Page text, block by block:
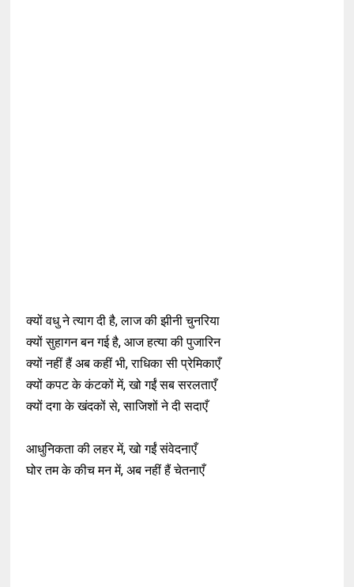
क्यों वधु ने त्याग दी है, लाज की झीनी चुनरिया
क्यों सुहागन बन गई है, आज हत्या की पुजारिन
क्यों नहीं हैं अब कहीं भी, राधिका सी प्रेमिकाएँ
क्यों कपट के कंटकों में, खो गईं सब सरलताएँ
क्यों दगा के खंदकों से, साजिशों ने दी सदाएँ
आधुनिकता की लहर में, खो गईं संवेदनाएँ
घोर तम के कीच मन में, अब नहीं हैं चेतनाएँ